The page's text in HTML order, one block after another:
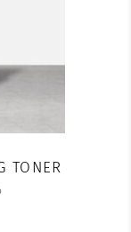
TONER